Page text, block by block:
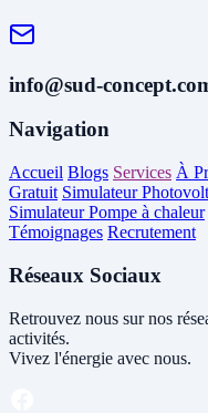
info@sud-
Navigation
Accueil Blogs Services À
Gratuit Simulateur
Simulateur Pompe à chaleur
Témoignages Recrutement
Réseaux Sociaux
Retrouvez nous sur nos
activités.
Vivez l'énergie avec nous.